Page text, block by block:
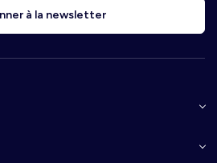
à la newsletter